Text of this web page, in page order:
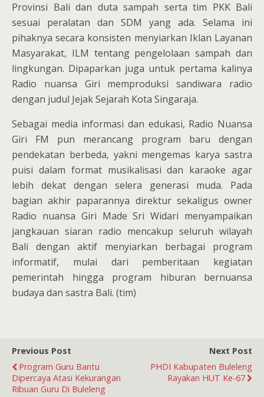
Provinsi Bali dan duta sampah serta tim PKK Bali
sesuai peralatan dan SDM yang ada. Selama ini
pihaknya secara konsisten menyiarkan Iklan Layanan
Masyarakat, ILM tentang pengelolaan sampah dan
lingkungan. Dipaparkan juga untuk pertama kalinya
Radio nuansa Giri memproduksi sandiwara radio
dengan judul Jejak Sejarah Kota Singaraja.
Sebagai media informasi dan edukasi, Radio Nuansa
Giri FM pun merancang program baru dengan
pendekatan berbeda, yakni mengemas karya sastra
puisi dalam format musikalisasi dan karaoke agar
lebih dekat dengan selera generasi muda. Pada
bagian akhir paparannya direktur sekaligus owner
Radio nuansa Giri Made Sri Widari menyampaikan
jangkauan siaran radio mencakup seluruh wilayah
Bali dengan aktif menyiarkan berbagai program
informatif, mulai dari pemberitaan kegiatan
pemerintah hingga program hiburan bernuansa
budaya dan sastra Bali. (tim)
Previous Post
Program Guru Bantu
Dipercaya Atasi Kekurangan
Ribuan Guru Di Buleleng
Next Post
PHDI Kabupaten Buleleng
Rayakan HUT Ke-67